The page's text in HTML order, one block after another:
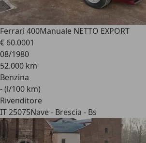
Ferrari 400Manuale NETTO EXPORT
€ 60.0001
08/1980
52.000 km
Benzina
- (l/100 km)
Rivenditore
IT 25075Nave - Brescia - Bs